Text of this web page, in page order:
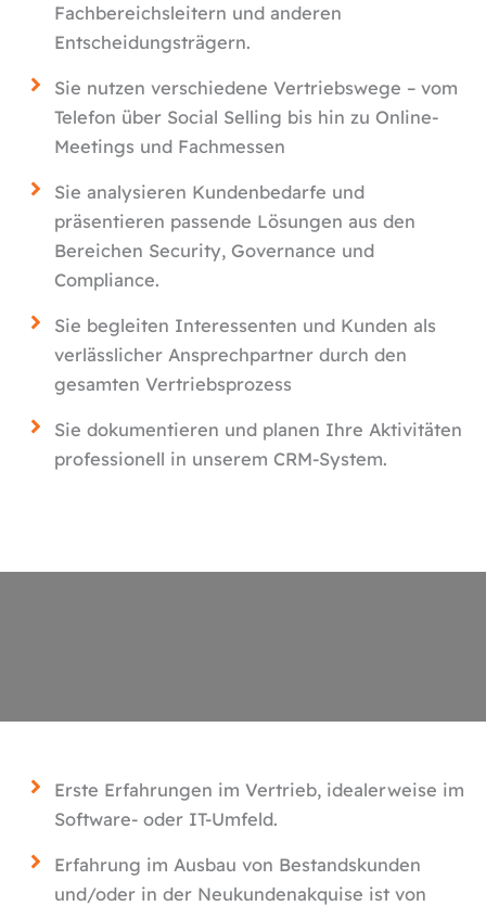
Fachbereichsleitern und anderen
Entscheidungsträgern.
Sie nutzen verschiedene Vertriebswege – vom
Telefon über Social Selling bis hin zu Online-
Meetings und Fachmessen
Sie analysieren Kundenbedarfe und
präsentieren passende Lösungen aus den
Bereichen Security, Governance und
Compliance.
Sie begleiten Interessenten und Kunden als
verlässlicher Ansprechpartner durch den
gesamten Vertriebsprozess
Sie dokumentieren und planen Ihre Aktivitäten
professionell in unserem CRM-System.
Erste Erfahrungen im Vertrieb, idealerweise im
Software- oder IT-Umfeld.
Erfahrung im Ausbau von Bestandskunden
und/oder in der Neukundenakquise ist von